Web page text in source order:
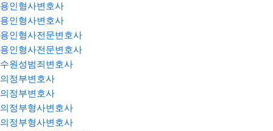
용인형사변호사
용인형사변호사
용인형사전문변호사
용인형사전문변호사
수원성범죄변호사
의정부변호사
의정부변호사
의정부형사변호사
의정부형사변호사